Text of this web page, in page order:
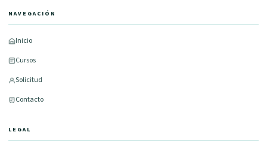
NAVEGACIÓN
Inicio
Cursos
Solicitud
Contacto
LEGAL